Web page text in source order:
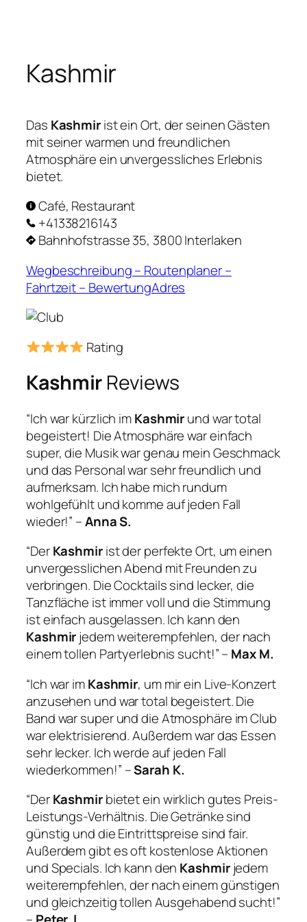
springen
Kashmir
Das Kashmirist ein Ort, der seinen Gästen
mit seiner warmen und freundlichen
Atmosphäre ein unvergessliches Erlebnis
bietet.
Café, Restaurant
+41338216143
Bahnhofstrasse 35, 3800 Interlaken
Wegbeschreibung – Routenplaner –
Fahrtzeit – BewertungAdres
Rating
Kashmir Reviews
“Ich war kürzlich imKashmirund war total
begeistert! Die Atmosphäre war einfach
super, die Musik war genau mein Geschmack
und das Personal war sehr freundlich und
aufmerksam. Ich habe mich rundum
wohlgefühlt und komme auf jeden Fall
wieder!” –Anna S.
“DerKashmirist der perfekte Ort, um einen
unvergesslichen Abend mit Freunden zu
verbringen. Die Cocktails sind lecker, die
Tanzfläche ist immer voll und die Stimmung
ist einfach ausgelassen. Ich kann den
Kashmirjedem weiterempfehlen, der nach
einem tollen Partyerlebnis sucht!” – Max M.
“Ich war imKashmir, um mir ein Live-Konzert
anzusehen und war total begeistert. Die
Band war super und die Atmosphäre im Club
war elektrisierend. Außerdem war das Essen
sehr lecker. Ich werde auf jeden Fall
wiederkommen!” –Sarah K.
“DerKashmirbietet ein wirklich gutes Preis-
Leistungs-Verhältnis. Die Getränke sind
günstig und die Eintrittspreise sind fair.
Außerdem gibt es oft kostenlose Aktionen
und Specials. Ich kann den Kashmirjedem
weiterempfehlen, der nach einem günstigen
und gleichzeitig tollen Ausgehabend sucht!”